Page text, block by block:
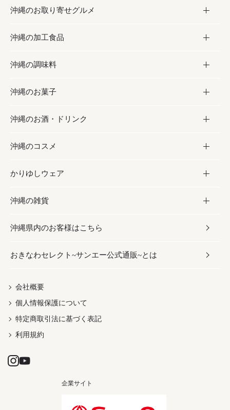
沖縄のお取り寄せグルメ
お取り寄せグルメ
フルーツ・野菜
お肉
海産物
沖縄の加工食品
加工食品
缶詰／パウチ
沖縄料理
沖縄そば／乾麺
レトルト食品
乾物／粉類
沖縄の調味料
調味料
砂糖／黒砂糖
塩
お酢／ドレッシング
しょうゆ
みそ
だし／スパイス／島唐辛子
沖縄のお菓子
お菓子
黒糖
ちんすこう
伝統菓子
スナック
おつまみ
紅芋
沖縄のお酒・ドリンク
お酒・ドリンク
泡盛
ビール・チューハイ
ワイン・ウィスキー・カクテル
ドリンク
茶葉
沖縄のコスメ
コスメ
スキンケア
ボディケア
ヘアケア
UVケア
かりゆしウェア
かりゆしウェア
メンズ
レディース
沖縄の雑貨
雑貨
沖縄ファッション
伝統工芸品
沖縄県内のお客様はこちら
おきなわセレクト~サンエー公式通販~とは
会社概要
個人情報保護について
特定商取引法に基づく表記
利用規約
企業サイト